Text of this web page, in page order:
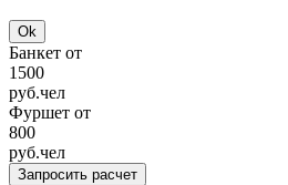
Ok
Банкет от
1500
руб.чел
Фуршет от
800
руб.чел
Запросить расчет